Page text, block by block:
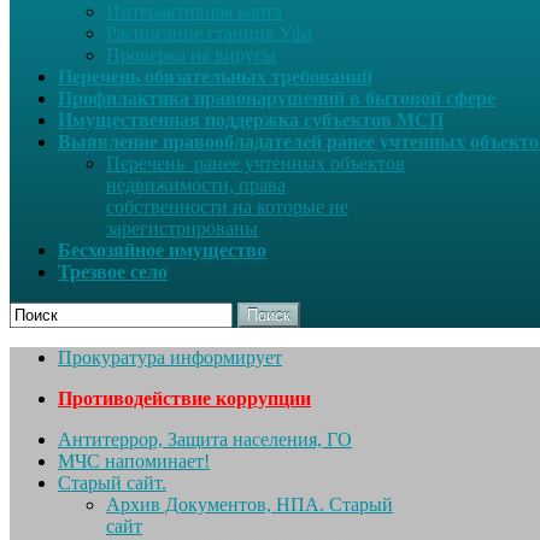
Интерактивная карта
Расписание станция Уфа
Проверка на вирусы
Перечень обязательных требований
Профилактика правонарушений в бытовой сфере
Имущественная поддержка субъектов МСП
Выявление правообладателей ранее учтенных
Перечень ранее учтенных объектов
недвижимости, права
собственности на которые не
зарегистрированы
Бесхозяйное имущество
Трезвое село
Поиск
Прокуратура информирует
Противодействие коррупции
Антитеррор, Защита населения, ГО
МЧС напоминает!
Старый сайт.
Архив Документов, НПА. Старый
сайт